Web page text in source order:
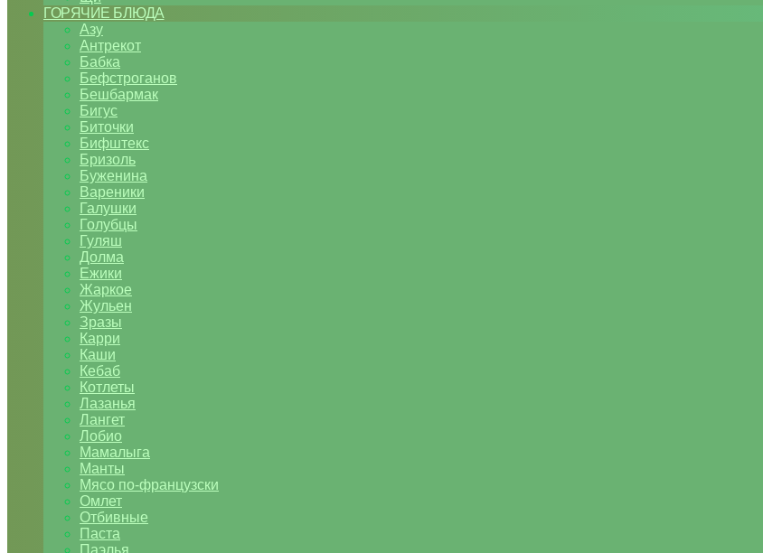
ГОРЯЧИЕ БЛЮДА
Азу
Антрекот
Бабка
Бефстроганов
Бешбармак
Бигус
Биточки
Бифштекс
Бризоль
Буженина
Вареники
Галушки
Голубцы
Гуляш
Долма
Ежики
Жаркое
Жульен
Зразы
Карри
Каши
Кебаб
Котлеты
Лазанья
Лангет
Лобио
Мамалыга
Манты
Мясо по-французски
Омлет
Отбивные
Паста
Паэлья